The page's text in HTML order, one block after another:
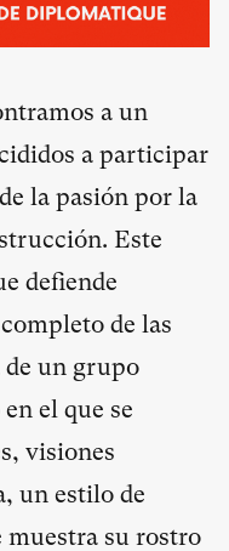
a un
a participar
la pasión por la
Este
defiende
de las
de un grupo
el que se
visiones
un estilo de
su rostro